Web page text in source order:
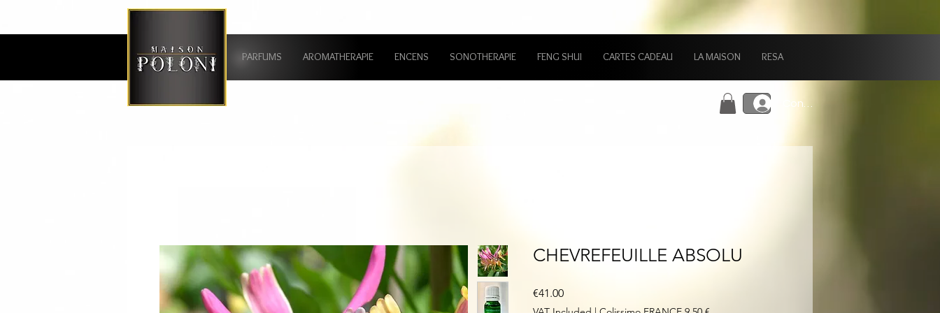
PARFUMS AROMATHERAPIE ENCENS SONOTHERAPIE FENG SHUI CARTES CADEAU LA MAISON RESA
Connexion
CHEVREFEUILLE ABSOLU
€41.00Price